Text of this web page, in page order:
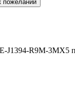
J1394-R9M-3MX5